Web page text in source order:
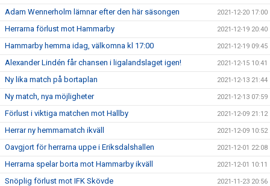
Adam Wennerholm lämnar efter den här säsongen 2021-12-20 17:00
Herrarna förlust mot Hammarby 2021-12-19 20:40
Hammarby hemma idag, välkomna kl 17:00 2021-12-19 09:45
Alexander Lindén får chansen i ligalandslaget igen! 2021-12-15 10:41
Ny lika match på bortaplan 2021-12-13 21:44
Ny match, nya möjligheter 2021-12-13 07:59
Förlust i viktiga matchen mot Hallby 2021-12-09 21:12
Herrar ny hemmamatch ikväll 2021-12-09 10:52
Oavgjort för herrarna uppe i Eriksdalshallen 2021-12-01 22:08
Herrarna spelar borta mot Hammarby ikväll 2021-12-01 10:11
Snöplig förlust mot IFK Skövde 2021-11-23 20:56